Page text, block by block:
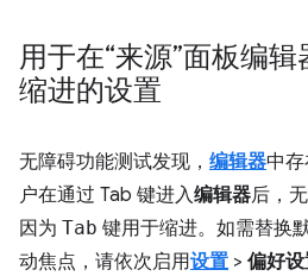
用于在“来源”面板编
缩进的设置
无障碍功能测试发现， 编辑器中
户在通过 Tab 键进入编辑器后，
因为 Tab 键用于缩进。如需替换
动焦点，请依次启用设置 > 偏好